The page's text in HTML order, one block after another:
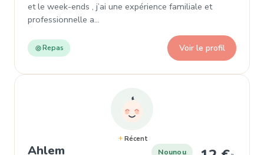
et le week-ends , j’ai une expérience familiale et
professionnelle a…
Repas Voir le profil
Récent
Ahlem , Nounou à Villemomble
Nounou